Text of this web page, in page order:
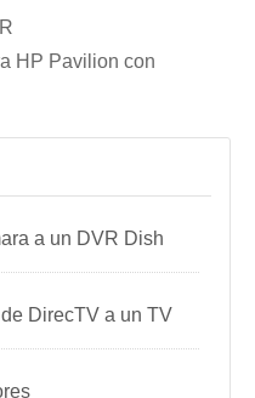
HP Pavilion con
a un DVR Dish
DirecTV a un TV